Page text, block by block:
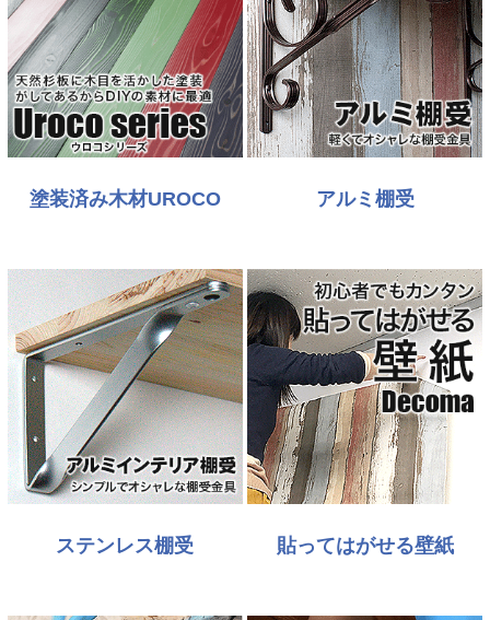
塗装済み木材UROCO アルミ棚受
ステンレス棚受 貼ってはがせる壁紙